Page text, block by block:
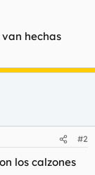
hechas
#2
los calzones